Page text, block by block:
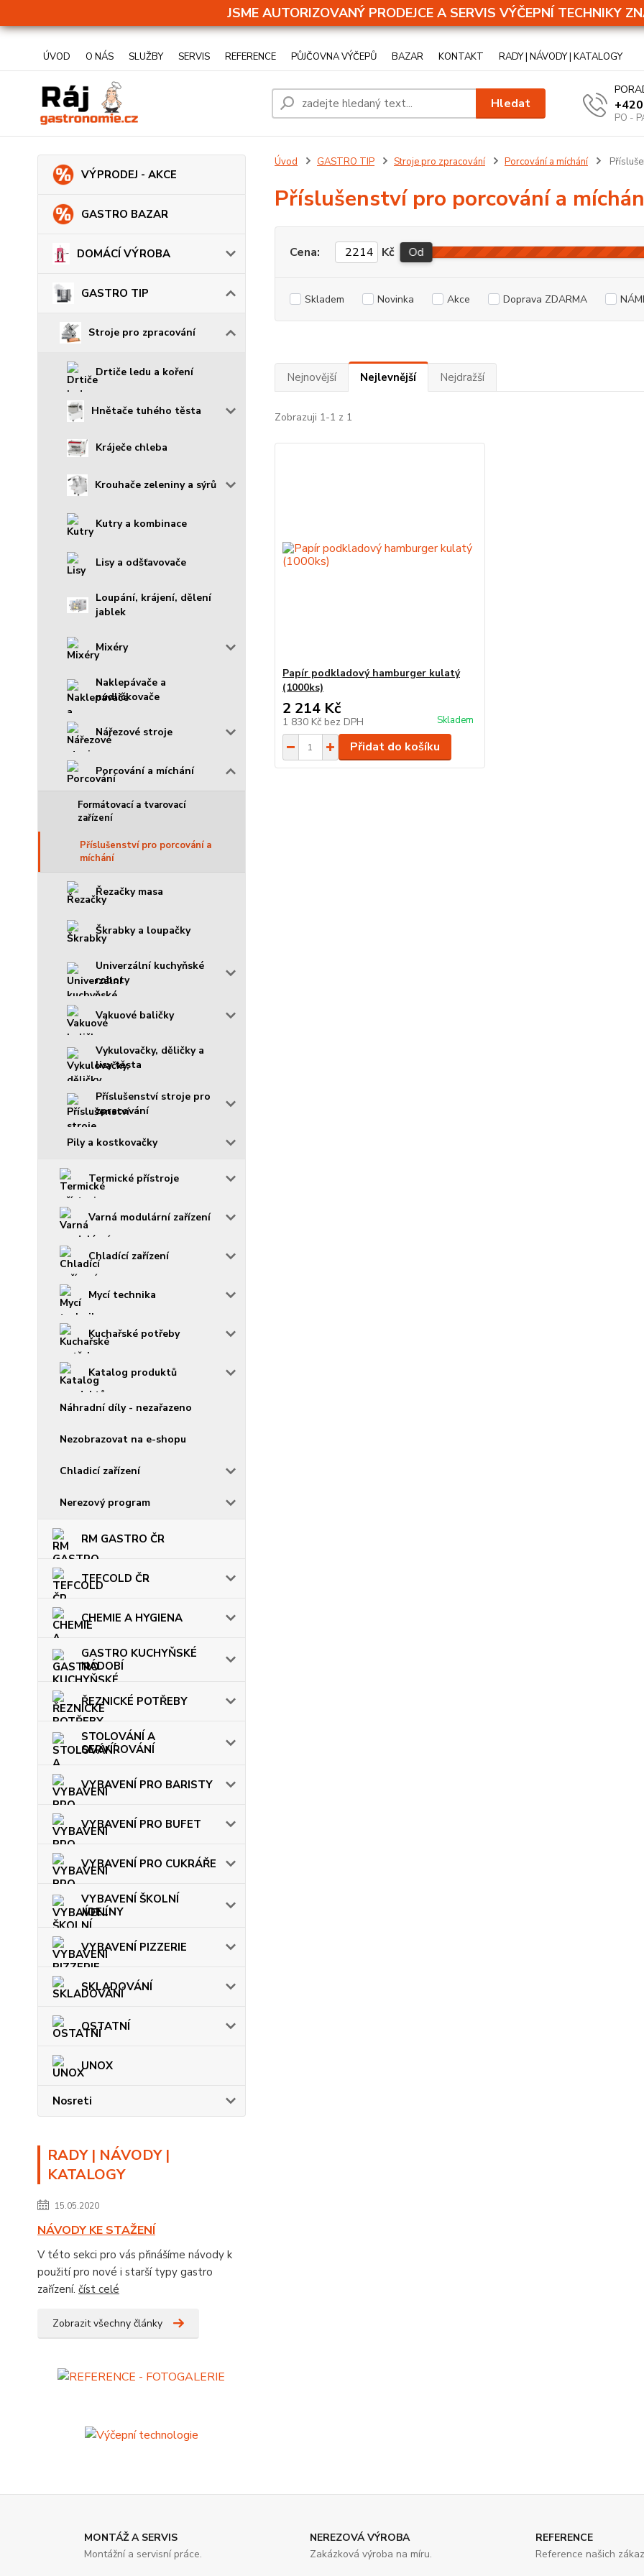
JSME AUTORIZOVANÝ PRODEJCE A SERVIS VÝČEPNÍ TECHNIKY
ÚVOD O NÁS SLUŽBY SERVIS REFERENCE PŮJČOVNA VÝČEPŮ BAZAR KONTAKT RADY | NÁVODY | KATALOGY
Hledat
PO -
VÝPRODEJ - AKCE
GASTRO BAZAR
DOMÁCÍ VÝROBA
GASTRO TIP
Stroje pro zpracování
Drtiče ledu a koření
Hnětače tuhého těsta
Kráječe chleba
Krouhače zeleniny a sýrů
Kutry a kombinace
Lisy a odšťavovače
Loupání, krájení, dělení
jablek
Mixéry
Naklepávače a
nudličkovače
Nářezové stroje
Porcování a míchání
Formátovací a tvarovací
zařízení
Příslušenství pro porcování a
míchání
Řezačky masa
Škrabky a loupačky
Univerzální kuchyňské
roboty
Vakuové baličky
Vykulovačky, děličky a
lisy těsta
Příslušenství stroje pro
zpracování
Pily a kostkovačky
Termické přístroje
Varná modulární zařízení
Chladící zařízení
Mycí technika
Kuchařské potřeby
Katalog produktů
Náhradní díly - nezařazeno
Nezobrazovat na e-shopu
Chladicí zařízení
Nerezový program
RM GASTRO ČR
TEFCOLD ČR
CHEMIE A HYGIENA
GASTRO KUCHYŇSKÉ
NÁDOBÍ
ŘEZNICKÉ POTŘEBY
STOLOVÁNÍ A
SERVÍROVÁNÍ
VYBAVENÍ PRO BARISTY
VYBAVENÍ PRO BUFET
VYBAVENÍ PRO CUKRÁŘE
VYBAVENÍ ŠKOLNÍ
JÍDELNY
VYBAVENÍ PIZZERIE
SKLADOVÁNÍ
OSTATNÍ
UNOX
Nosreti
RADY | NÁVODY |
KATALOGY
15.05.2020
NÁVODY KE STAŽENÍ
V této sekci pro vás přinášíme návody k
použití pro nové i starší typy gastro
zařízení. číst celé
Zobrazit všechny články
Úvod GASTRO TIP Stroje pro zpracování Porcování a míchání
Příslušenství pro porcování a
Cena: Kč Od
Skladem Novinka Akce Doprava ZDARMA
Nejnovější Nejlevnější Nejdražší
Zobrazuji 1-1 z 1
Papír podkladový hamburger kulatý
(1000ks)
2 214 Kč
1 830 Kč bez DPH Skladem
Přidat do košíku
MONTÁŽ A SERVIS
Montážní a servisní práce.
NEREZOVÁ VÝROBA
Zakázková výroba na míru.
REFERENCE
Reference našich